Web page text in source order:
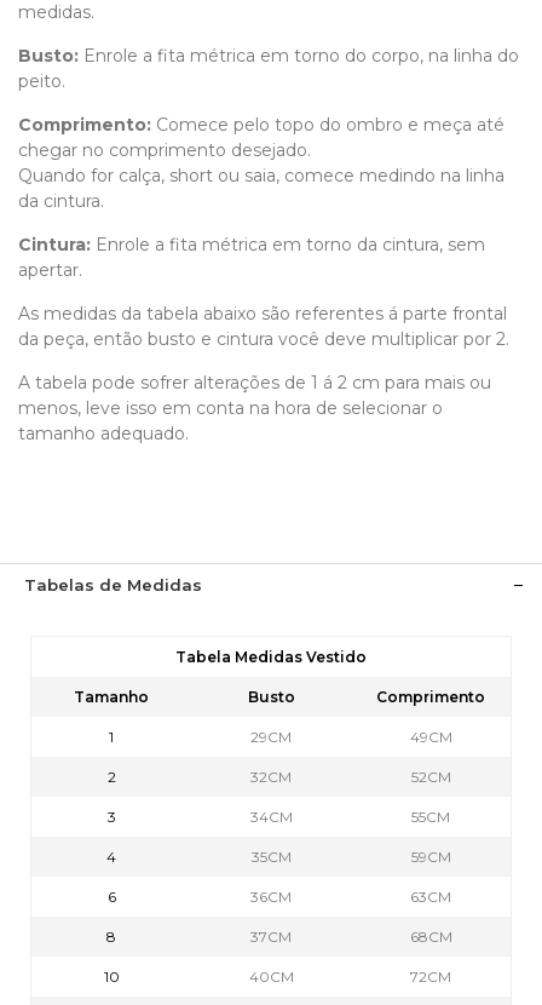
medidas.
Busto: Enrole a fita métrica em torno do corpo, na linha do
peito.
Comprimento: Comece pelo topo do ombro e meça até
chegar no comprimento desejado.
Quando for calça, short ou saia, comece medindo na linha
da cintura.
Cintura: Enrole a fita métrica em torno da cintura, sem
apertar.
As medidas da tabela abaixo são referentes á parte frontal
da peça, então busto e cintura você deve multiplicar por 2.
A tabela pode sofrer alterações de 1 á 2 cm para mais ou
menos, leve isso em conta na hora de selecionar o
tamanho adequado.
Tabelas de Medidas
Tabela Medidas Vestido
Tamanho Busto Comprimento
1 29CM 49CM
2 32CM 52CM
3 34CM 55CM
4 35CM 59CM
6 36CM 63CM
8 37CM 68CM
10 40CM 72CM